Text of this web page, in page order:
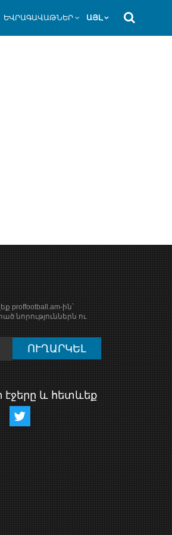
ԵՎՐԱԳԱՎԱԹՆԵՐ ԱՅԼ
ին՝
նորություններն ու
էջերը և հետևեք